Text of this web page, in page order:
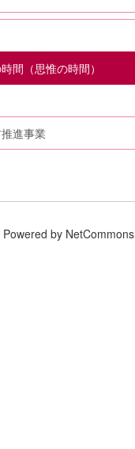
間（思惟の時間）
進事業
Powered by NetCommons